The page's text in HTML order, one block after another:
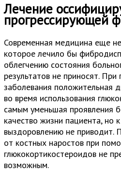
Лечение
прогрессирующей
Современная медицина еще
которое лечило бы
облегчению состояния
результатов не приносят.
заболевания положительная
во время использования
самым уменьшая проявления
качество жизни пациента, но
выздоровлению не приводит.
от костных наростов при
глюкокортикостероидов не
возможным.